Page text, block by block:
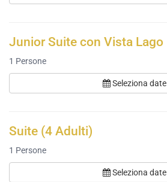
Junior Suite con Vista Lago
1 Persone
Seleziona date
Suite (4 Adulti)
1 Persone
Seleziona date